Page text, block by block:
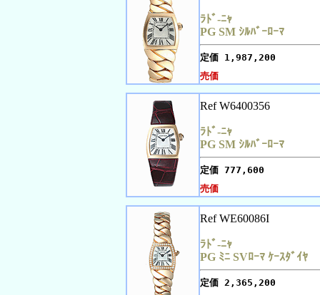
ﾗﾄﾞ-ﾆｬ
PG SM ｼﾙﾊﾞｰﾛｰﾏ
定価 1,987,200
売価
Ref W6400356
ﾗﾄﾞ-ﾆｬ
PG SM ｼﾙﾊﾞｰﾛｰﾏ
定価 777,600
売価
Ref WE60086I
ﾗﾄﾞ-ﾆｬ
PG ﾐﾆ SVﾛｰﾏ ｹｰｽﾀﾞｲﾔ
定価 2,365,200